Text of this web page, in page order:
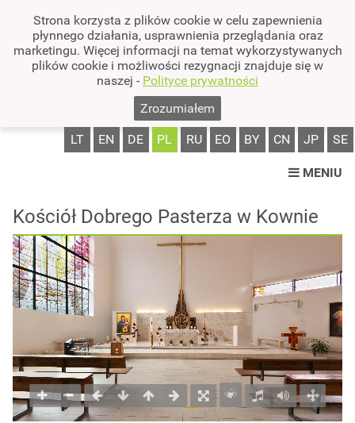
Strona korzysta z plików cookie w celu zapewnienia
płynnego działania, usprawnienia przeglądania oraz
marketingu. Więcej informacji na temat wykorzystywanych
plików cookie i możliwości rezygnacji znajduje się w
naszej - Polityce prywatności
Zrozumiałem
LT EN DE PL RU EO BY CN JP SE
MENIU
Kościół Dobrego Pasterza w Kownie